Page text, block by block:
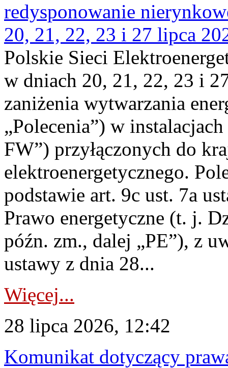
redysponowanie
20, 21, 22, 23 i 27 lipca
Polskie Sieci
w dniach 20, 21, 22, 23 i
zaniżenia wytwarzania
„Polecenia”) w
FW”) przyłączonych do
elektroenergetycznego.
podstawie art. 9c ust. 7a
Prawo energetyczne (t. j.
późn. zm., dalej „PE”), z
ustawy z dnia 28...
Więcej...
28 lipca 2026, 12:42
Komunikat dotyczący